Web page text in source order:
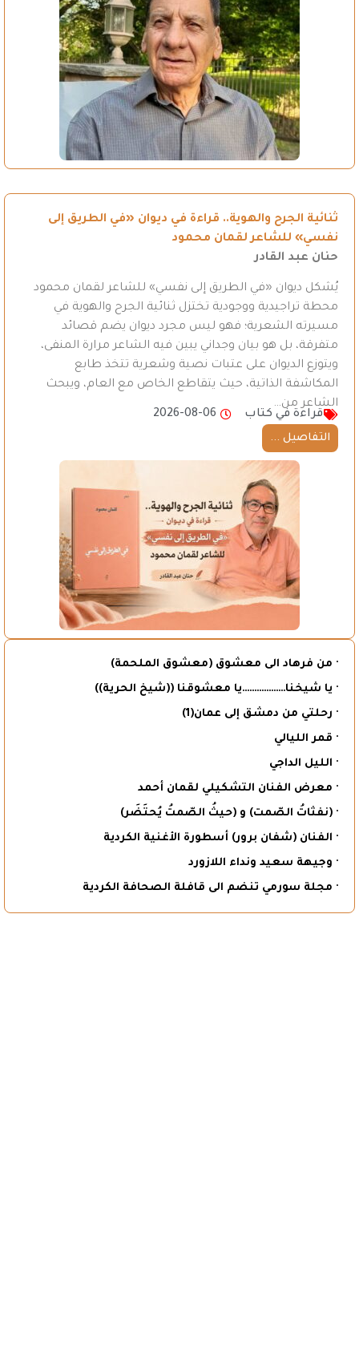
ثنائية الجرح والهوية.. قراءة في ديوان «في الطريق إلى
نفسي» للشاعر لقمان محمود
حنان عبد القادر
يُشكل ديوان «في الطريق إلى نفسي» للشاعر لقمان محمود
محطة تراجيدية ووجودية تختزل ثنائية الجرح والهوية في
مسيرته الشعرية؛ فهو ليس مجرد ديوان يضم قصائد
متفرقة، بل هو بيان وجداني يبين فيه الشاعر مرارة المنفى،
ويتوزع الديوان على عتبات نصية وشعرية تتخذ طابع
المكاشفة الذاتية، حيث يتقاطع الخاص مع العام، ويبحث
الشاعر من…
قراءة في كتاب
2026-08-06
التفاصيل ...
· من فرهاد الى معشوق (معشوق الملحمة)
· يا شيخنا………………يا معشوقنا ((شيخ الحرية))
· رحلتي من دمشق إلى عمان(1)
· قمر الليالي
· الليل الداجي
· معرض الفنان التشكيلي لقمان أحمد
· (نفثاتُ الصّمت) و (حيثُ الصّمتُ يُحتَضَر)
· الفنان (شفان برور) أسطورة الأغنية الكردية
· وجيهة سعيد ونداء اللازورد
· مجلة سورمي تنضم الى قافلة الصحافة الكردية